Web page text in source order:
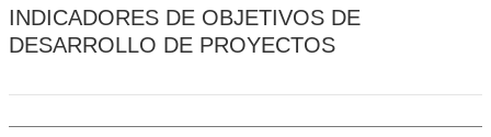
INDICADORES DE OBJETIVOS DE
DESARROLLO DE PROYECTOS